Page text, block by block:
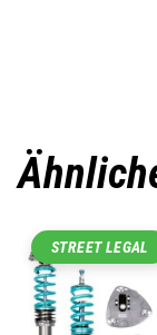
STREET LEGAL